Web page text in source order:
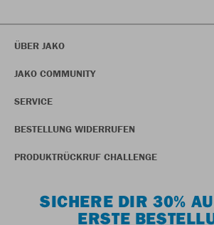
ÜBER JAKO
JAKO COMMUNITY
SERVICE
BESTELLUNG WIDERRUFEN
PRODUKTRÜCKRUF CHALLENGE
SICHERE DIR 30%
ERSTE